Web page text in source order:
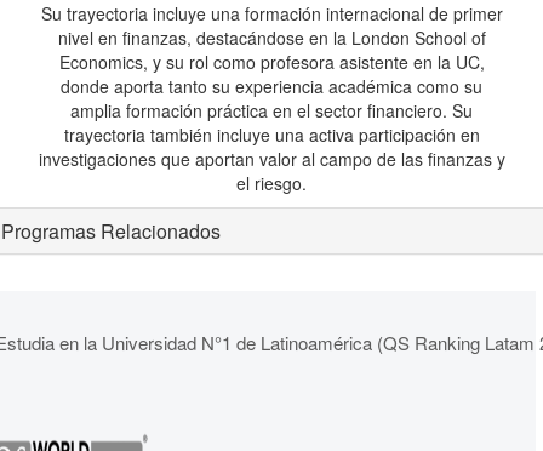
Su trayectoria incluye una formación internacional de primer
nivel en finanzas, destacándose en la London School of
Economics, y su rol como profesora asistente en la UC,
donde aporta tanto su experiencia académica como su
amplia formación práctica en el sector financiero. Su
trayectoria también incluye una activa participación en
investigaciones que aportan valor al campo de las finanzas y
el riesgo.
Programas Relacionados
en la Universidad N°1 de Latinoamérica (QS Ranking Latam